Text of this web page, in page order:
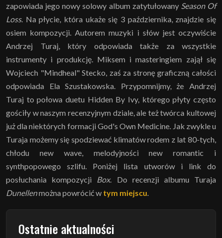
zapowiada jego nowy solowy album zatytułowany Season Of
Loss. Na płycie, która ukaże się 3 października, znajdzie się
osiem kompozycji. Autorem muzyki i słów jest oczywiście
Andrzej Turaj, który odpowiada także za wszystkie
instrumenty i produkcję. Miksem i masteringiem zajął się
Wojciech "Mindheal" Stecko, zaś za stronę graficzną całości
odpowiada Ela Szustakowska. Przypomnijmy, że Andrzej
Turaj to połowa duetu Hidden By Ivy, którego płyty często
gościły w naszym recenzyjnym dziale, ale też twórca kultowej
już dla niektórych formacji God's Own Medicine. Jak zwykle u
Turaja możemy się spodziewać klimatów rodem z lat 80-tych,
chłodu new wave, melodyjności new romantic i
synthpopowego szlifu. Poniżej lista utworów i link do
posłuchania kompozycji Box. Do recenzji albumu Turaja
Dunellenmożna powrócić w tym miejscu
Ostatnie aktualności